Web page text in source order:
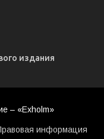
издания
– «Exholm»
информация